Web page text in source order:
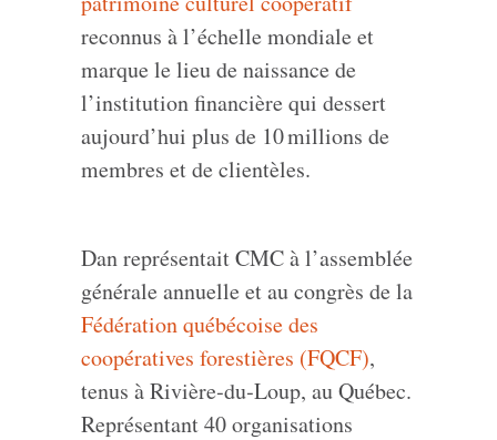
reconnus à l’échelle mondiale et
marque le lieu de naissance de
l’institution financière qui dessert
aujourd’hui plus de 10 millions de
membres et de clientèles.
Dan représentait CMC à l’assemblée
générale annuelle et au congrès de la
Fédération québécoise des
coopératives forestières (FQCF),
tenus à Rivière‑du‑Loup, au Québec.
Représentant 40 organisations